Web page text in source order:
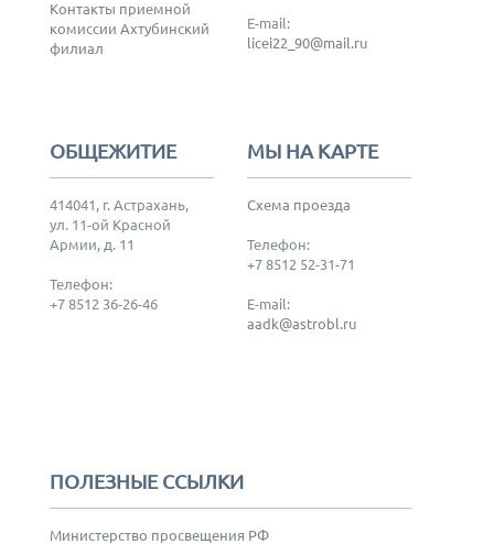
Контакты приемной
комиссии Ахтубинский
филиал
E-mail:
licei22_90@mail.ru
ОБЩЕЖИТИЕ
414041, г. Астрахань,
ул. 11-ой Красной
Армии, д. 11
Телефон:
+7 8512 36-26-46
МЫ НА КАРТЕ
Схема проезда
Телефон:
+7 8512 52-31-71
E-mail:
aadk@astrobl.ru
ПОЛЕЗНЫЕ ССЫЛКИ
Министерство просвещения РФ